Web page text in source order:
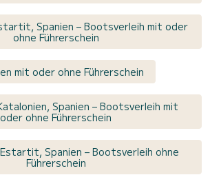
Spanien – Bootsverleih mit oder
ohne Führerschein
mit oder ohne Führerschein
Spanien – Bootsverleih mit
oder ohne Führerschein
Spanien – Bootsverleih ohne
Führerschein